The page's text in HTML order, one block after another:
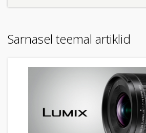
Sarnasel teemal artiklid